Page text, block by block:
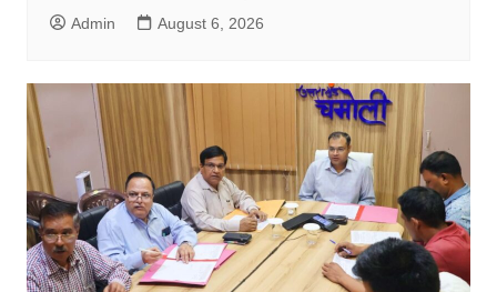
Admin August 6, 2026